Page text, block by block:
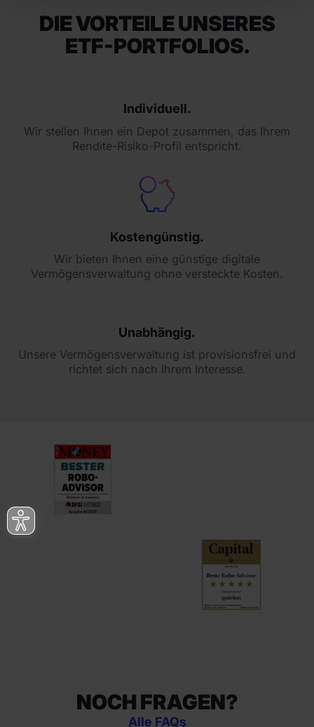
DIE VORTEILE UNSERES
ETF-PORTFOLIOS.
Individuell.
Wir stellen Ihnen ein Depot zusammen, das Ihrem
Rendite-Risiko-Profil entspricht.
Kostengünstig.
Wir bieten Ihnen eine günstige digitale
Vermögensverwaltung ohne versteckte Kosten.
Unabhängig.
Unsere Vermögensverwaltung ist provisionsfrei und
richtet sich nach Ihrem Interesse.
NOCH FRAGEN?
Alle FAQs